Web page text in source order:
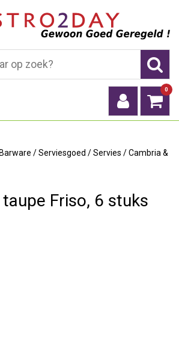
0
/Serviesgoed /Servies /Cambria &
Friso, 6 stuks